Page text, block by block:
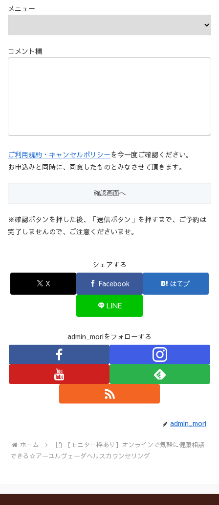
メニュー
コメント欄
ご利用規約・キャンセルポリシーを今一度ご確認ください。
お申込みと同時に、同意したものとみなさせて頂きます。
※確認ボタンを押した後、「送信ボタン」を押すまで、ご予約は
完了しませんので、ご注意くださいませ。
シェアする
X
Facebook はてブ
LINE
admin_moriをフォローする
admin_mori
ホーム
【モニター枠あり】オンラインで気軽に健康相談
できる☆アーユルヴェーダヘルスカウンセリング